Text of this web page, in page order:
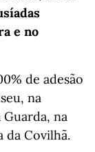
e no
de adesão
na
na
da Covilhã.